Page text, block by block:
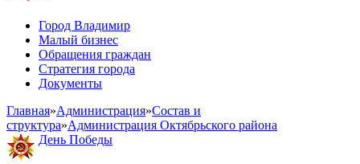
Город Владимир
Малый бизнес
Обращения граждан
Стратегия города
Документы
Главная»Администрация»Состав и
структура»Администрация Октябрьского района
День Победы